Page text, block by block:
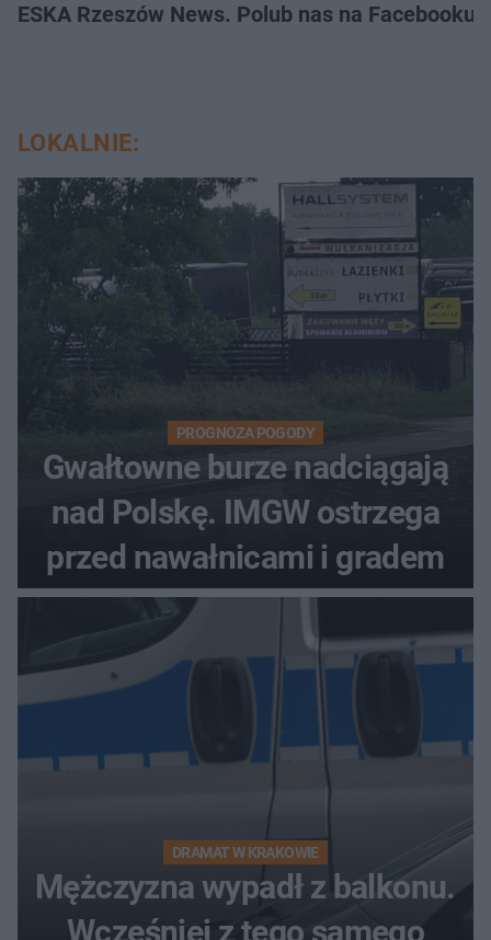
ESKA Rzeszów News. Polub nas na Facebooku!
LOKALNIE:
PROGNOZA POGODY
Gwałtowne burze nadciągają
nad Polskę. IMGW ostrzega
przed nawałnicami i gradem
DRAMAT W KRAKOWIE
Mężczyzna wypadł z balkonu.
Wcześniej z tego samego